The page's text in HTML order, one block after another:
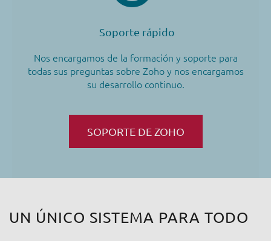
Soporte rápido
Nos encargamos de la formación y soporte para
todas sus preguntas sobre Zoho y nos encargamos
su desarrollo continuo.
SOPORTE DE ZOHO
UN ÚNICO SISTEMA PARA TODO